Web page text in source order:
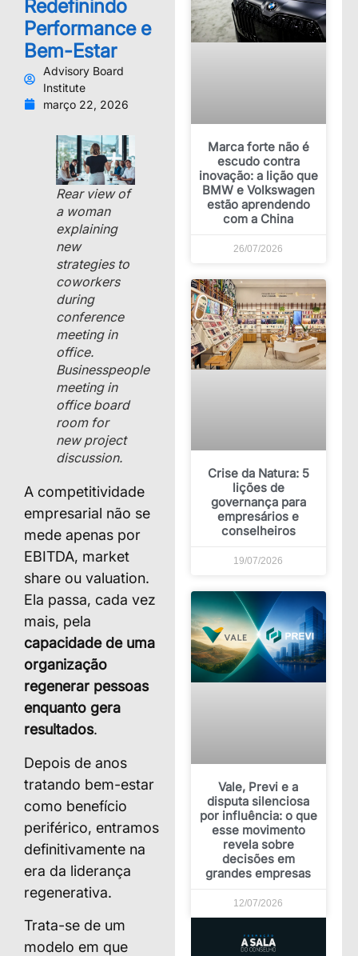
Redefinindo
Performance e
Bem-Estar
Advisory Board
Institute
março 22, 2026
Rear view of
a woman
explaining
new
strategies to
coworkers
during
conference
meeting in
office.
Businesspeople
meeting in
office board
room for
new project
discussion.
A competitividade
empresarial não se
mede apenas por
EBITDA, market
share ou valuation.
Ela passa, cada vez
mais, pela
capacidade de uma
organização
regenerar pessoas
enquanto gera
resultados.
Depois de anos
tratando bem-estar
como benefício
periférico, entramos
definitivamente na
era da liderança
regenerativa.
Trata-se de um
modelo em que
Marca forte não é
escudo contra
inovação: a lição que
BMW e Volkswagen
estão aprendendo
com a China
26/07/2026
Crise da Natura: 5
lições de
governança para
empresários e
conselheiros
19/07/2026
Vale, Previ e a
disputa silenciosa
por influência: o que
esse movimento
revela sobre
decisões em
grandes empresas
12/07/2026